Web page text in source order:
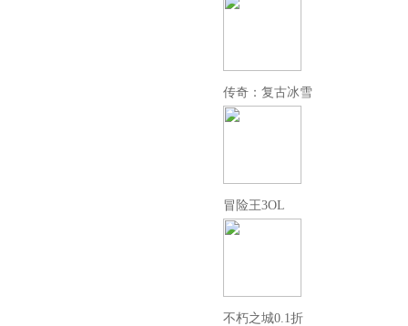
传奇：复古冰雪
冒险王3OL
不朽之城0.1折